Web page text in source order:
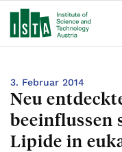
3. Februar 2014
Neu
beeinflussen
Lipide in